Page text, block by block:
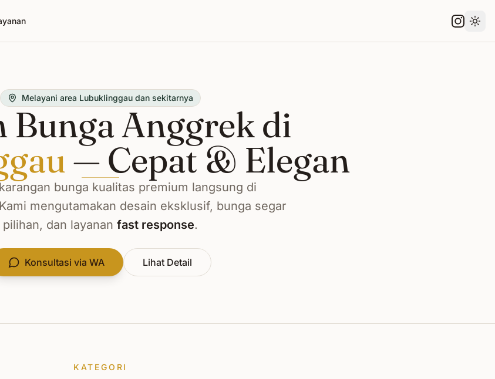
Melayani area Lubuklinggau dan sekitarnya
Bunga Anggrek di
— Cepat & Elegan
bunga kualitas premium langsung di
mengutamakan desain eksklusif, bunga segar
pilihan, dan layanan fast response.
Konsultasi via WA Lihat Detail
KATEGORI